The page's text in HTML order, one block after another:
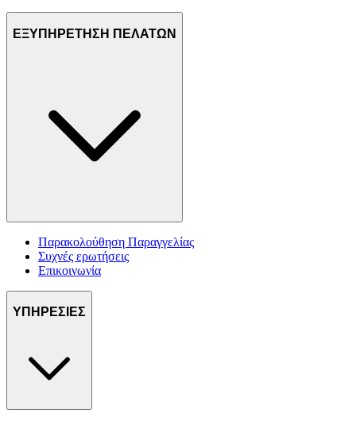
ΕΞΥΠΗΡΕΤΗΣΗ ΠΕΛΑΤΩΝ
Παρακολούθηση Παραγγελίας
Συχνές ερωτήσεις
Επικοινωνία
ΥΠΗΡΕΣΙΕΣ